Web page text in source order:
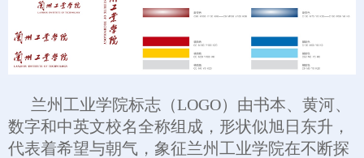
兰州工业学院标志（LOGO）由书本、黄河、
数字和中英文校名全称组成，形状似旭日东升，
代表着希望与朝气，象征兰州工业学院在不断探